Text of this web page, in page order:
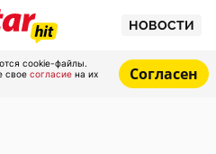
НОВОСТИ
cookie-файлы.
свое согласие на их
Согласен